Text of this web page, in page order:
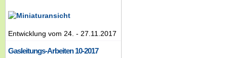
Entwicklung vom 24. - 27.11.2017
Gasleitungs-Arbeiten 10-2017